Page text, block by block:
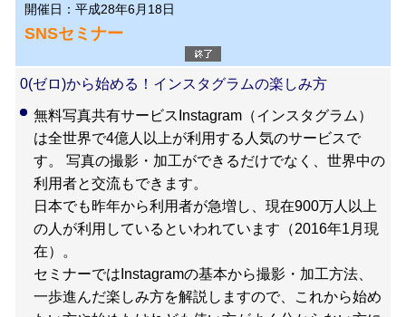
開催日：平成28年6月18日
SNSセミナー
0(ゼロ)から始める！インスタグラムの楽しみ方
無料写真共有サービスInstagram（インスタグラム）
は全世界で4億人以上が利用する人気のサービスで
す。 写真の撮影・加工ができるだけでなく、世界中の
利用者と交流もできます。
日本でも昨年から利用者が急増し、現在900万人以上
の人が利用しているといわれています（2016年1月現
在）。
セミナーではInstagramの基本から撮影・加工方法、
一歩進んだ楽しみ方を解説しますので、これから始め